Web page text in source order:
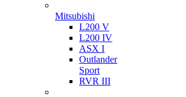
Mitsubishi
L200 V
L200 IV
ASX I
Outlander
Sport
RVR III